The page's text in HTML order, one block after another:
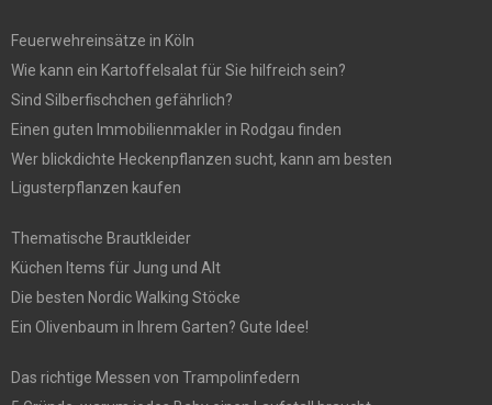
Feuerwehreinsätze in Köln
Wie kann ein Kartoffelsalat für Sie hilfreich sein?
Sind Silberfischchen gefährlich?
Einen guten Immobilienmakler in Rodgau finden
Wer blickdichte Heckenpflanzen sucht, kann am besten
Ligusterpflanzen kaufen
Thematische Brautkleider
Küchen Items für Jung und Alt
Die besten Nordic Walking Stöcke
Ein Olivenbaum in Ihrem Garten? Gute Idee!
Das richtige Messen von Trampolinfedern